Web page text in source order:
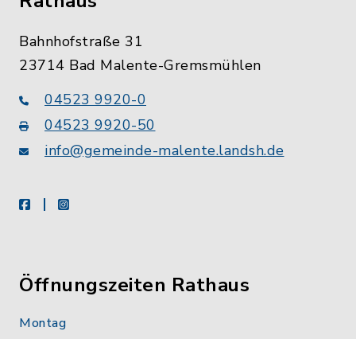
Bahnhofstraße 31
23714 Bad Malente-Gremsmühlen
04523 9920-0
04523 9920-50
info@gemeinde-malente.landsh.de
facebookinstagram
Öffnungszeiten Rathaus
Montag